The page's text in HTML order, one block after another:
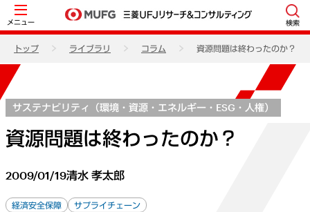
メニュー 検索
トップ ライブラリ コラム 資源問題は終わったのか？
サステナビリティ（環境・資源・エネルギー・ESG・人権）
資源問題は終わったのか？
2009/01/19清水 孝太郎
経済安全保障 サプライチェーン